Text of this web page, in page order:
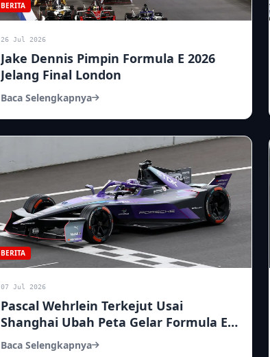
BERITA
26 Jul 2026
Jake Dennis Pimpin Formula E 2026
Jelang Final London
Baca Selengkapnya
BERITA
07 Jul 2026
Pascal Wehrlein Terkejut Usai
Shanghai Ubah Peta Gelar Formula E
2026
Baca Selengkapnya